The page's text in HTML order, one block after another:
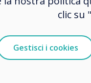
aclic su
Gestisci i cookies